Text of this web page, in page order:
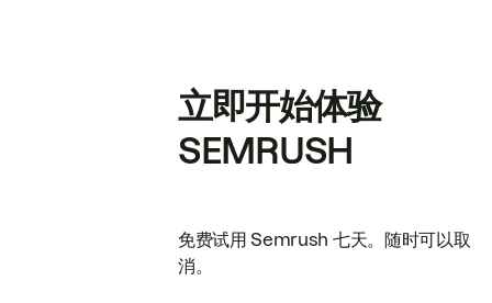
立即开始体验
SEMRUSH
免费试用 Semrush 七天。随时可以取
消。